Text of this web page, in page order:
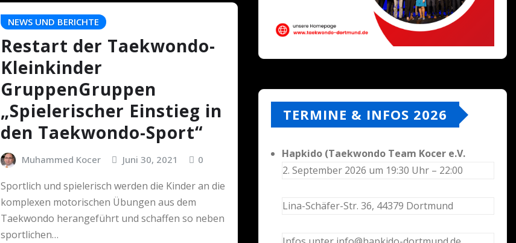
NEWS UND BERICHTE
Restart der Taekwondo-
Kleinkinder
GruppenGruppen
„Spielerischer Einstieg in
den Taekwondo-Sport“
Muhammed Kocer Juni 30, 2021 0
Sportlich und spielerisch werden die Kinder an die
komplexen motorischen Übungen aus dem
Taekwondo herangeführt und schaffen so neben
sportlichen…
TERMINE & INFOS 2026
Hapkido (Taekwondo Team Kocer e.V.
2. September 2026 um 19:30 Uhr – 22:00
Lina-Schäfer-Str. 36, 44379 Dortmund